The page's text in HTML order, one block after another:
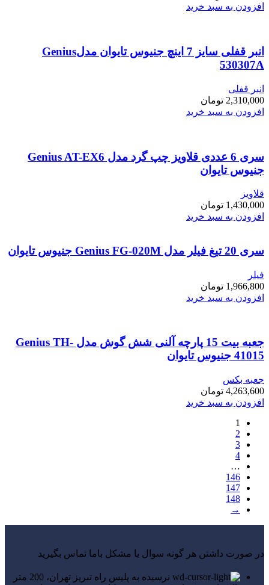
افزودن به سبد خرید
انبر قفلی سایز 7 اینچ جنیوس تایوان مدلGenius
530307A
انبر قفلی
2,310,000 تومان
افزودن به سبد خرید
سری 6 عددی قلاویز چپ گرد مدل Genius AT-EX6
جنیوس تایوان
قلاویز
1,430,000 تومان
افزودن به سبد خرید
سری 20 تیغ فیلر مدل Genius FG-020M جنیوس تایوان
فیلر
1,966,800 تومان
افزودن به سبد خرید
جعبه بیت 15 پارچه آلنی شش گوش مدل Genius TH-
41015 جنیوس تایوان
جعبه بکس
4,263,600 تومان
افزودن به سبد خرید
1
2
3
4
…
146
147
148
→
در صورت داشتن هر گونه سوال یا مشکل باما تماس بگیرید
نرسیده به پلیس راه تبریز تهران، 200 متر